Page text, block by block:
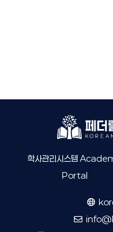
학사관리시스템
Portal